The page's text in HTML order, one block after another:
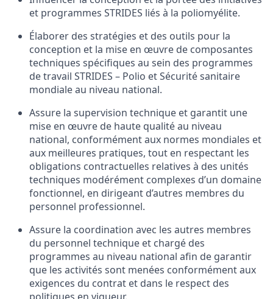
et programmes STRIDES liés à la poliomyélite.
Élaborer des stratégies et des outils pour la
conception et la mise en œuvre de composantes
techniques spécifiques au sein des programmes
de travail STRIDES – Polio et Sécurité sanitaire
mondialeau niveau national.
Assure la supervision technique et garantit une
mise en œuvre de haute qualitéau niveau
national, conformémentaux normes mondiales et
aux meilleures pratiques, tout en respectant les
obligations contractuelles relatives à des unités
techniques modérément complexes d’un domaine
fonctionnel, en dirigeant d’autres membres du
personnel professionnel.
Assure la coordination avec les autres membres
du personnel technique et chargé des
programmes au niveau national afin de garantir
que les activités sont menées conformémentaux
exigences du contrat et dans le respect des